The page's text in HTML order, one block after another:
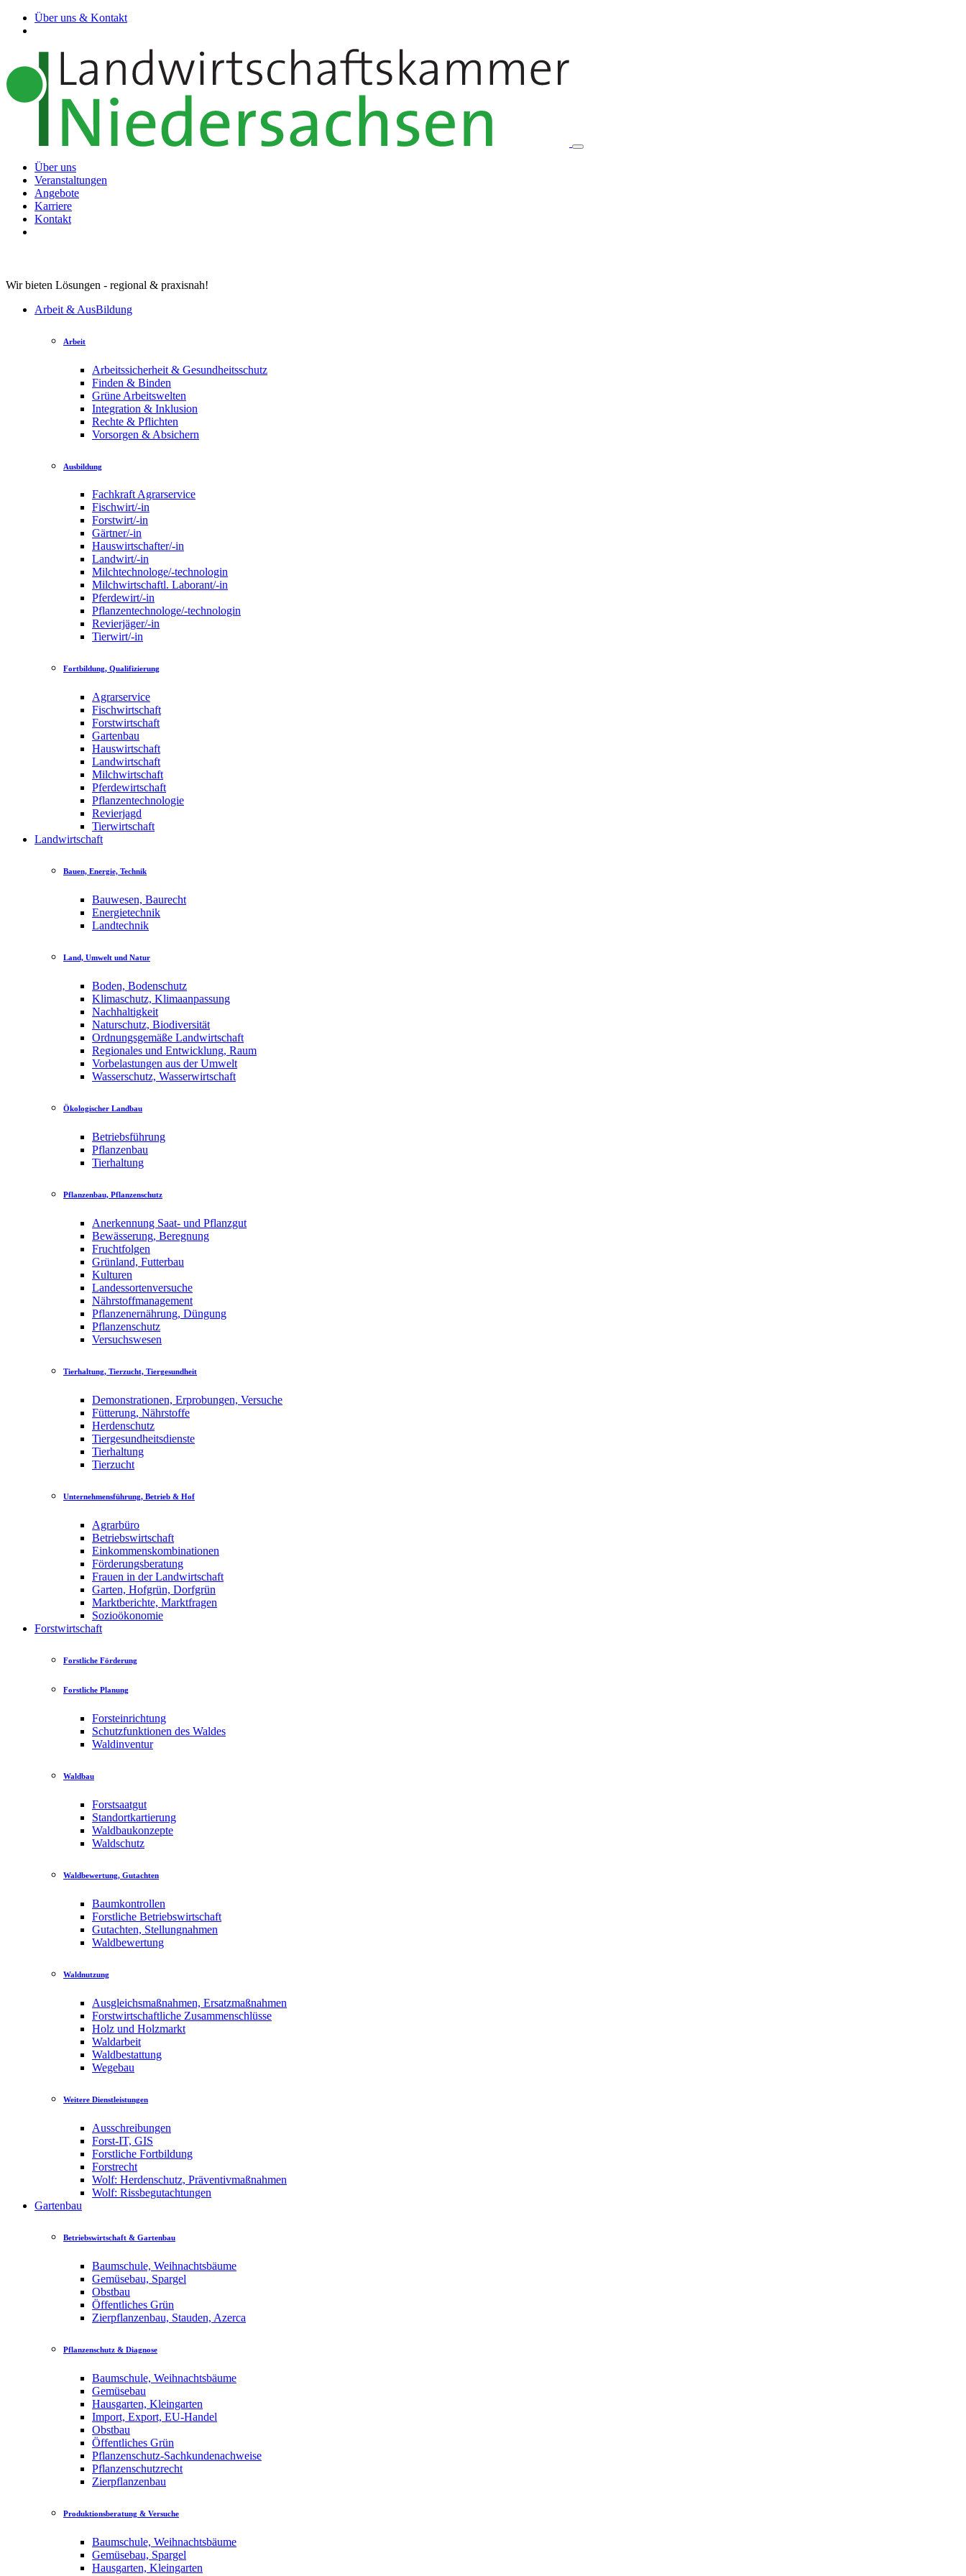
Über uns & Kontakt
Über uns
Veranstaltungen
Angebote
Karriere
Kontakt
Wir bieten Lösungen - regional & praxisnah!
Arbeit & AusBildung
Arbeit
Arbeitssicherheit & Gesundheitsschutz
Finden & Binden
Grüne Arbeitswelten
Integration & Inklusion
Rechte & Pflichten
Vorsorgen & Absichern
Ausbildung
Fachkraft Agrarservice
Fischwirt/-in
Forstwirt/-in
Gärtner/-in
Hauswirtschafter/-in
Landwirt/-in
Milchtechnologe/-technologin
Milchwirtschaftl. Laborant/-in
Pferdewirt/-in
Pflanzentechnologe/-technologin
Revierjäger/-in
Tierwirt/-in
Fortbildung, Qualifizierung
Agrarservice
Fischwirtschaft
Forstwirtschaft
Gartenbau
Hauswirtschaft
Landwirtschaft
Milchwirtschaft
Pferdewirtschaft
Pflanzentechnologie
Revierjagd
Tierwirtschaft
Landwirtschaft
Bauen, Energie, Technik
Bauwesen, Baurecht
Energietechnik
Landtechnik
Land, Umwelt und Natur
Boden, Bodenschutz
Klimaschutz, Klimaanpassung
Nachhaltigkeit
Naturschutz, Biodiversität
Ordnungsgemäße Landwirtschaft
Regionales und Entwicklung, Raum
Vorbelastungen aus der Umwelt
Wasserschutz, Wasserwirtschaft
Ökologischer Landbau
Betriebsführung
Pflanzenbau
Tierhaltung
Pflanzenbau, Pflanzenschutz
Anerkennung Saat- und Pflanzgut
Bewässerung, Beregnung
Fruchtfolgen
Grünland, Futterbau
Kulturen
Landessortenversuche
Nährstoffmanagement
Pflanzenernährung, Düngung
Pflanzenschutz
Versuchswesen
Tierhaltung, Tierzucht, Tiergesundheit
Demonstrationen, Erprobungen, Versuche
Fütterung, Nährstoffe
Herdenschutz
Tiergesundheitsdienste
Tierhaltung
Tierzucht
Unternehmensführung, Betrieb & Hof
Agrarbüro
Betriebswirtschaft
Einkommenskombinationen
Förderungsberatung
Frauen in der Landwirtschaft
Garten, Hofgrün, Dorfgrün
Marktberichte, Marktfragen
Sozioökonomie
Forstwirtschaft
Forstliche Förderung
Forstliche Planung
Forsteinrichtung
Schutzfunktionen des Waldes
Waldinventur
Waldbau
Forstsaatgut
Standortkartierung
Waldbaukonzepte
Waldschutz
Waldbewertung, Gutachten
Baumkontrollen
Forstliche Betriebswirtschaft
Gutachten, Stellungnahmen
Waldbewertung
Waldnutzung
Ausgleichsmaßnahmen, Ersatzmaßnahmen
Forstwirtschaftliche Zusammenschlüsse
Holz und Holzmarkt
Waldarbeit
Waldbestattung
Wegebau
Weitere Dienstleistungen
Ausschreibungen
Forst-IT, GIS
Forstliche Fortbildung
Forstrecht
Wolf: Herdenschutz, Präventivmaßnahmen
Wolf: Rissbegutachtungen
Gartenbau
Betriebswirtschaft & Gartenbau
Baumschule, Weihnachtsbäume
Gemüsebau, Spargel
Obstbau
Öffentliches Grün
Zierpflanzenbau, Stauden, Azerca
Pflanzenschutz & Diagnose
Baumschule, Weihnachtsbäume
Gemüsebau
Hausgarten, Kleingarten
Import, Export, EU-Handel
Obstbau
Öffentliches Grün
Pflanzenschutz-Sachkundenachweise
Pflanzenschutzrecht
Zierpflanzenbau
Produktionsberatung & Versuche
Baumschule, Weihnachtsbäume
Gemüsebau, Spargel
Hausgarten, Kleingarten